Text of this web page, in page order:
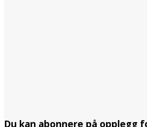
Du kan abonnere på opplegg